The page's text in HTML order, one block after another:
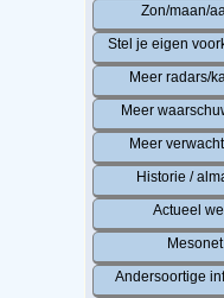
Zon/maan/
Stel je eigen
Meer radars/
Meer
Meer
Historie /
Actueel
Mesonet
Andersoortige